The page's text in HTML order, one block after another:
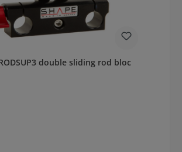
double sliding rod bloc